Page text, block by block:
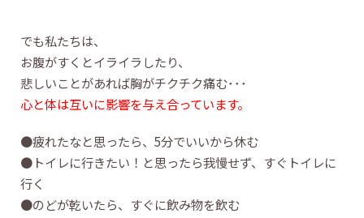
でも私たちは、
お腹がすくとイライラしたり、
悲しいことがあれば胸がチクチク痛む･･･
心と体は互いに影響を与え合っています。
●疲れたなと思ったら、5分でいいから休む
●トイレに行きたい！と思ったら我慢せず、すぐトイレに
行く
●のどが乾いたら、すぐに飲み物を飲む